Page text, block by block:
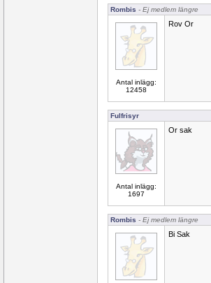
Rombis - Ej medlem längre
Antal inlägg:
12458
Rov Or
Fulfrisyr
Antal inlägg:
1697
Or sak
Rombis - Ej medlem längre
Bi Sak